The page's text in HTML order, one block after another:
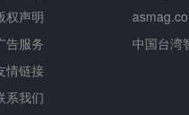
权声明
告服务
情链接
系我们
中国台湾